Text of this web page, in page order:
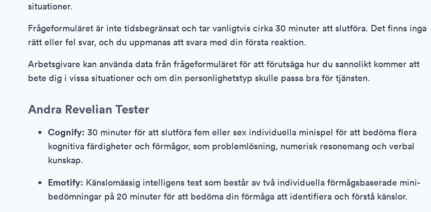
situationer.
Frågeformuläret är inte tidsbegränsat och tar vanligtvis cirka 30 minuter att slutföra. Det finns inga
rätt eller fel svar, och du uppmanas att svara med din första reaktion.
Arbetsgivare kan använda data från frågeformuläret för att förutsäga hur du sannolikt kommer att
bete dig i vissa situationer och om din personlighetstyp skulle passa bra för tjänsten.
Andra Revelian Tester
Cognify: 30 minuter för att slutföra fem eller sex individuella minispel för att bedöma flera
kognitiva färdigheter och förmågor, som problemlösning, numerisk resonemang och verbal
kunskap.
Emotify: Känslomässig intelligens test som består av två individuella förmågsbaserade mini-
bedömningar på 20 minuter för att bedöma din förmåga att identifiera och förstå känslor.